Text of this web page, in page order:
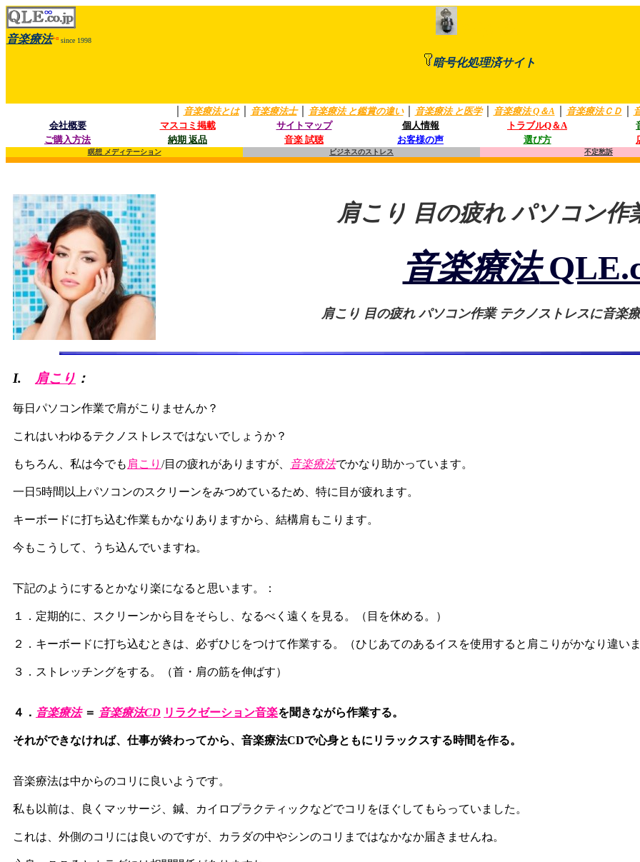
音楽療法+α since 1998
暗号化処理済サイト
音楽療法とは｜ 音楽療法士｜ 音楽療法 と鑑賞の違い｜ 音楽療法 と医学｜ 音楽療法 Q＆A 音楽療法ＣＤ
会社概要
マスコミ掲載 サイトマップ 個人情報 トラブルQ＆A
ご購入方法
納期 返品 音楽 試聴 お客様の声 選び方
瞑想 メディテーション ビジネスのストレス 不定愁訴
肩こり 目の疲れ パソコン作
音楽療法
肩こり 目の疲れ パソコン作業 テクノストレスに音楽
I. 肩こり ：
毎日パソコン作業で肩がこりませんか？
これはいわゆるテクノストレスではないでしょうか？
もちろん、私は今でも 肩こり /目の疲れがありますが、 音楽療法でかなり助かっています。
一日5時間以上パソコンのスクリーンをみつめているため、特に目が疲れます。
キーボードに打ち込む作業もかなりありますから、結構肩もこります。
今もこうして、うち込んでいますね。
下記のようにするとかなり楽になると思います。：
１．定期的に、スクリーンから目をそらし、なるべく遠くを見る。（目を休める。）
２．キーボードに打ち込むときは、必ずひじをつけて作業する。（ひじあてのあるイスを使用すると肩こりがかなり違い
３．ストレッチングをする。（首・肩の筋を伸ばす）
４． 音楽療法＝ 音楽療法CD リラクゼーション音楽を聞きながら作業する。
それができなければ、仕事が終わってから、音楽療法CDで心身ともにリラックスする時間を作る。
音楽療法は中からのコリに良いようです。
私も以前は、良くマッサージ、鍼、カイロプラクティックなどでコリをほぐしてもらっていました。
これは、外側のコリには良いのですが、カラダの中やシンのコリまではなかなか届きませんね。